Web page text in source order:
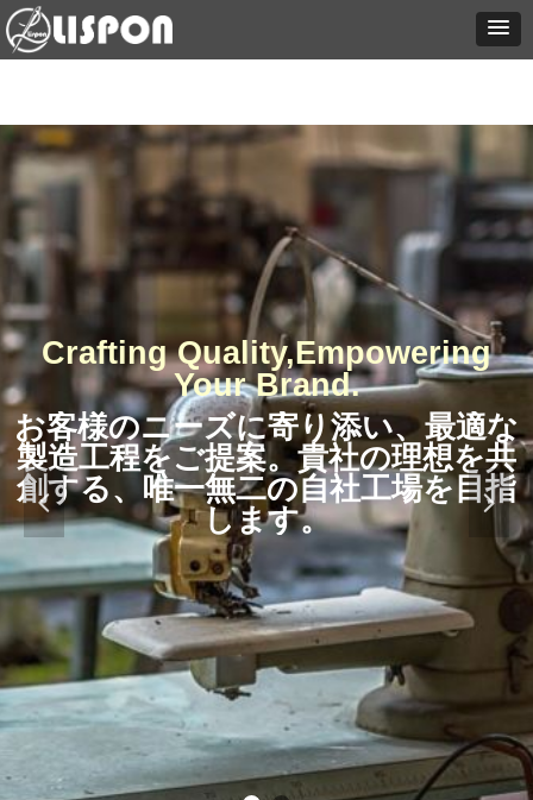
Crafting Quality,Empowering
Your Brand.
お客様のニーズに寄り添い、最適な
製造工程をご提案。貴社の理想を共
創する、唯一無二の自社工場を目指
します。
넳 넲